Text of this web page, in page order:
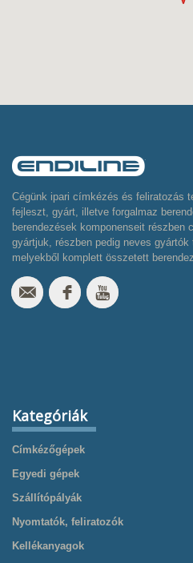
Cégünk ipari címkézés és feliratozás
fejleszt, gyárt, illetve forgalmaz
berendezések komponenseit részben
gyártjuk, részben pedig neves
melyekből komplett összetett
Kategóriák
Címkézőgépek
Egyedi gépek
Szállítópályák
Nyomtatók, feliratozók
Kellékanyagok